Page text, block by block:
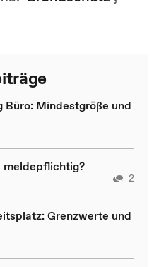
Mindestgröße und
meldepflichtig?
2
Grenzwerte und